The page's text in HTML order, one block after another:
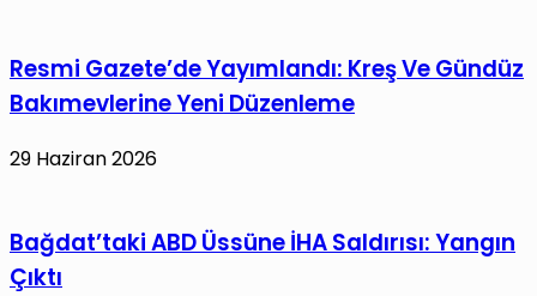
Resmi Gazete’de Yayımlandı: Kreş Ve Gündüz
Bakımevlerine Yeni Düzenleme
29 Haziran 2026
Bağdat’taki ABD Üssüne İHA Saldırısı: Yangın
Çıktı